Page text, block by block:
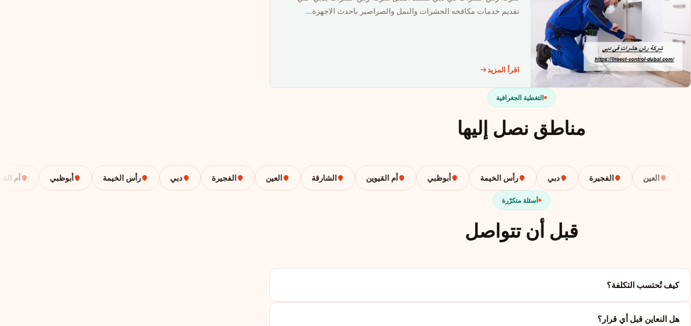
تقديم خدمات مكافحه الحشرات والنمل والصراصير باحدث الاجهزة…
اقرأ المزيد
التغطية الجغرافية
مناطق نصل إليها
العين الفجيرة دبي رأس الخيمة أبوظبي أم القيوين الشارقة العين الفجيرة دبي رأس الخيمة أبوظبي أم القيوين
أسئلة متكرّرة
قبل أن تتواصل
كيف تُحتسب التكلفة؟
هل النعاين قبل أي قرار؟